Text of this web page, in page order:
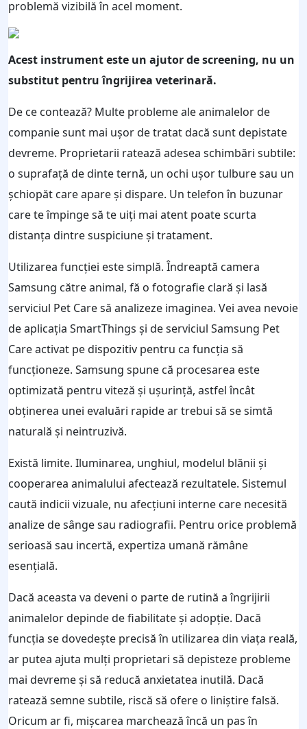
problemă vizibilă în acel moment.
Acest instrument este un ajutor de screening, nu un
substitut pentru îngrijirea veterinară.
De ce contează? Multe probleme ale animalelor de
companie sunt mai ușor de tratat dacă sunt depistate
devreme. Proprietarii ratează adesea schimbări subtile:
o suprafață de dinte ternă, un ochi ușor tulbure sau un
șchiopăt care apare și dispare. Un telefon în buzunar
care te împinge să te uiți mai atent poate scurta
distanța dintre suspiciune și tratament.
Utilizarea funcției este simplă. Îndreaptă camera
Samsung către animal, fă o fotografie clară și lasă
serviciul Pet Care să analizeze imaginea. Vei avea nevoie
de aplicația SmartThings și de serviciul Samsung Pet
Care activat pe dispozitiv pentru ca funcția să
funcționeze. Samsung spune că procesarea este
optimizată pentru viteză și ușurință, astfel încât
obținerea unei evaluări rapide ar trebui să se simtă
naturală și neintruzivă.
Există limite. Iluminarea, unghiul, modelul blănii și
cooperarea animalului afectează rezultatele. Sistemul
caută indicii vizuale, nu afecțiuni interne care necesită
analize de sânge sau radiografii. Pentru orice problemă
serioasă sau incertă, expertiza umană rămâne
esențială.
Dacă aceasta va deveni o parte de rutină a îngrijirii
animalelor depinde de fiabilitate și adopție. Dacă
funcția se dovedește precisă în utilizarea din viața reală,
ar putea ajuta mulți proprietari să depisteze probleme
mai devreme și să reducă anxietatea inutilă. Dacă
ratează semne subtile, riscă să ofere o liniștire falsă.
Oricum ar fi, mișcarea marchează încă un pas în